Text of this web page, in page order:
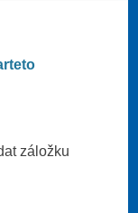
záložku